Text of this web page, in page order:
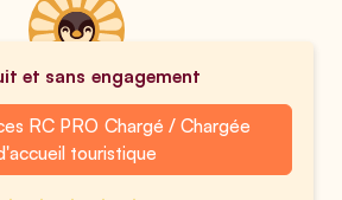
et sans engagement
RC PRO Chargé / Chargée
touristique